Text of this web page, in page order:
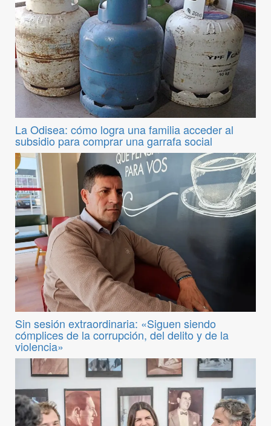
La Odisea: cómo logra una familia acceder al
subsidio para comprar una garrafa social
Sin sesión extraordinaria: «Siguen siendo
cómplices de la corrupción, del delito y de la
violencia»